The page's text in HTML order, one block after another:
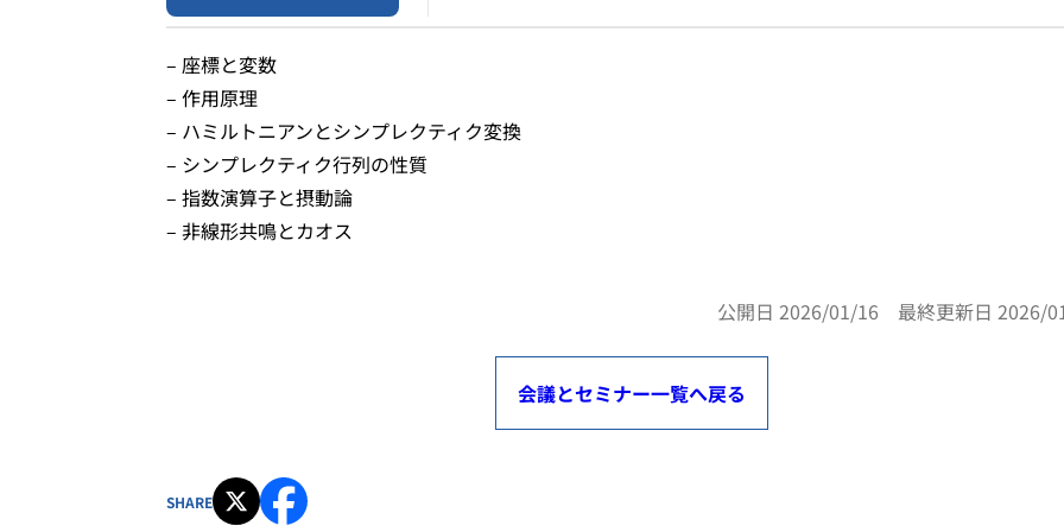
– 座標と変数
– 作用原理
– ハミルトニアンとシンプレクティク変換
– シンプレクティク行列の性質
– 指数演算子と摂動論
– 非線形共鳴とカオス
公開日 2026/01/16 最終更新日 2026/
会議とセミナー一覧へ戻る
SHARE